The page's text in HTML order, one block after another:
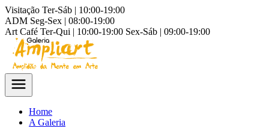
Visitação Ter-Sáb | 10:00-19:00
ADM Seg-Sex | 08:00-19:00
Art Café Ter-Qui | 10:00-19:00 Sex-Sáb | 09:00-19:00
Home
A Galeria